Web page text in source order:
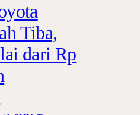
Tiba,
dari Rp